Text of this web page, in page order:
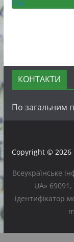
КОНТАКТИ
По загальним
Copyright © 2026
Всеукраїнське
UA»
ідентифікатор